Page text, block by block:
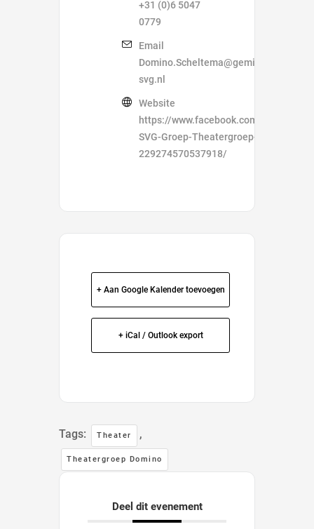
+31 (0)6 5047
0779
Email
Domino.Scheltema@gemiva-
svg.nl
Website
https://www.facebook.com/Gemiva-
SVG-Groep-Theatergroep-Domino-
229274570537918/
+ Aan Google Kalender toevoegen
+ iCal / Outlook export
Tags: Theater ,
Theatergroep Domino
Deel dit evenement